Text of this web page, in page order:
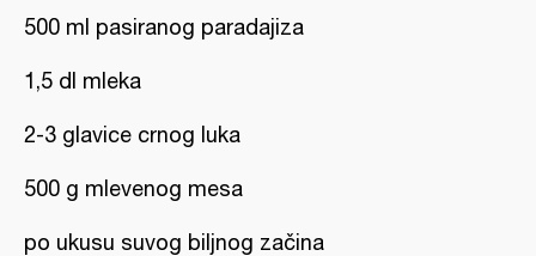
500 ml pasiranog paradajiza
1,5 dl mleka
2-3 glavice crnog luka
500 g mlevenog mesa
po ukusu suvog biljnog začina